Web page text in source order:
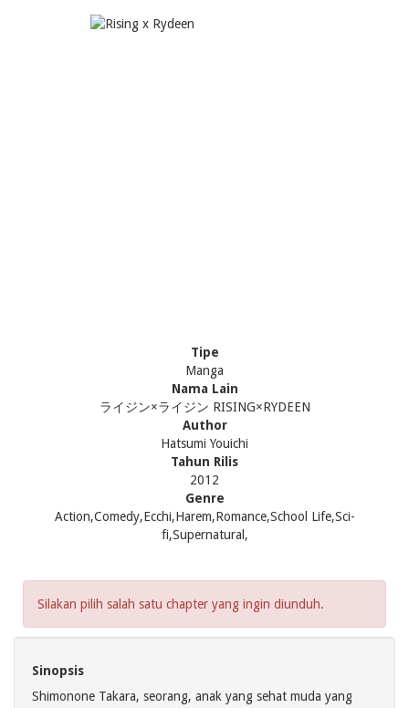
Tipe
Manga
Nama Lain
ライジン×ライジン RISING×RYDEEN
Author
Hatsumi Youichi
Tahun Rilis
2012
Genre
Action,Comedy,Ecchi,Harem,Romance,School Life,Sci-
fi,Supernatural,
Silakan pilih salah satu chapter yang ingin diunduh.
Sinopsis
Shimonone Takara, seorang, anak yang sehat muda yang